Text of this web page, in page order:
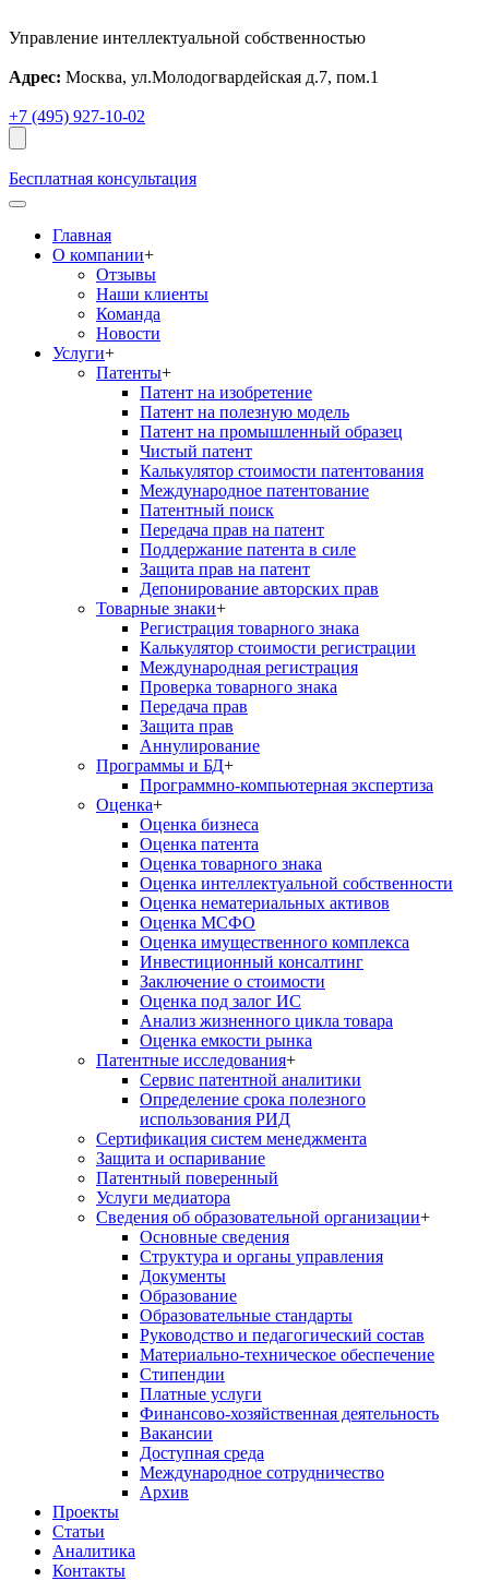
Управление интеллектуальной собственностью
Адрес: Москва, ул.Молодогвардейская д.7, пом.1
+7 (495) 927-10-02
Бесплатная консультация
Главная
О компании+
Отзывы
Наши клиенты
Команда
Новости
Услуги+
Патенты+
Патент на изобретение
Патент на полезную модель
Патент на промышленный образец
Чистый патент
Калькулятор стоимости патентования
Международное патентование
Патентный поиск
Передача прав на патент
Поддержание патента в силе
Защита прав на патент
Депонирование авторских прав
Товарные знаки+
Регистрация товарного знака
Калькулятор стоимости регистрации
Международная регистрация
Проверка товарного знака
Передача прав
Защита прав
Аннулирование
Программы и БД+
Программно-компьютерная экспертиза
Оценка+
Оценка бизнеса
Оценка патента
Оценка товарного знака
Оценка интеллектуальной собственности
Оценка нематериальных активов
Оценка МСФО
Оценка имущественного комплекса
Инвестиционный консалтинг
Заключение о стоимости
Оценка под залог ИС
Анализ жизненного цикла товара
Оценка емкости рынка
Патентные исследования+
Сервис патентной аналитики
Определение срока полезного
использования РИД
Сертификация систем менеджмента
Защита и оспаривание
Патентный поверенный
Услуги медиатора
Сведения об образовательной организации+
Основные сведения
Структура и органы управления
Документы
Образование
Образовательные стандарты
Руководство и педагогический состав
Материально-техническое обеспечение
Стипендии
Платные услуги
Финансово-хозяйственная деятельность
Вакансии
Доступная среда
Международное сотрудничество
Архив
Проекты
Статьи
Аналитика
Контакты